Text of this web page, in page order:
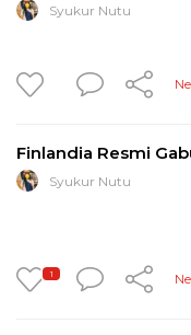
Syukur Nutu
Finlandia Resmi
Syukur Nutu
1